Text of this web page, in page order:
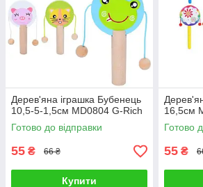
Дерев'яна іграшка Бубенець
10,5-5-1,5см MD0804 G-Rich
Готово до відправки
55 ₴ 66 ₴
Купити
16,5см
Готово
55 ₴